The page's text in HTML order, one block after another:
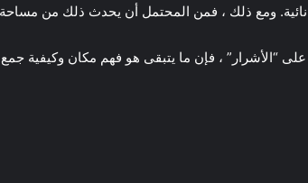
ومع ذلك ، فمن المحتمل أن يحدث ذلك من مساحة
الخاص به للقبض على “الأشرار” ، فإن ما يتبقى هو فهم مكان